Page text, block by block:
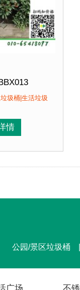
拍即发
保，不会对环境产
圾桶|生活垃圾
情
公园/景区垃圾